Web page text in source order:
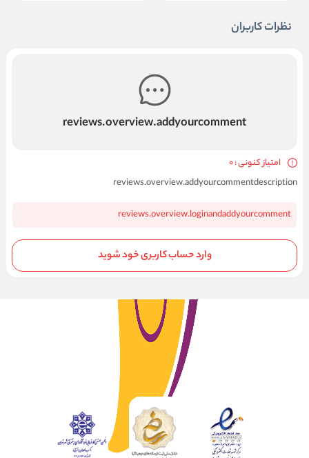
نظرات کاربران
reviews.overview.addyourcomment
امتیاز کنونی : 0
reviews.overview.addyourcommentdescription
reviews.overview.loginandaddyourcomment
وارد حساب کاربری خود شوید